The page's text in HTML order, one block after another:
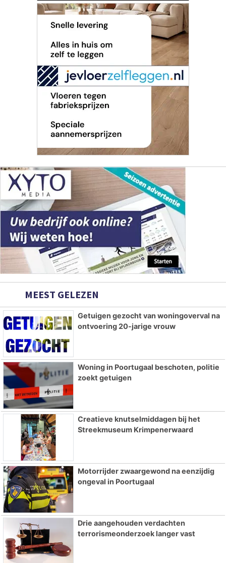
MEEST GELEZEN
Getuigen gezocht van woningoverval na
ontvoering 20-jarige vrouw
Woning in Poortugaal beschoten, politie
zoekt getuigen
Creatieve knutselmiddagen bij het
Streekmuseum Krimpenerwaard
Motorrijder zwaargewond na eenzijdig
ongeval in Poortugaal
Drie aangehouden verdachten
terrorismeonderzoek langer vast